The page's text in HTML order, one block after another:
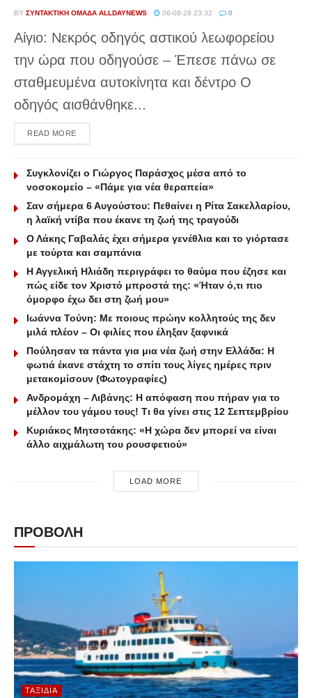
BY ΣΥΝΤΑΚΤΙΚΉ ΟΜΆΔΑ ALLDAYNEWS 06-08-26 23:32 0
Αίγιο: Νεκρός οδηγός αστικού λεωφορείου
την ώρα που οδηγούσε – Έπεσε πάνω σε
σταθμευμένα αυτοκίνητα και δέντρο Ο
οδηγός αισθάνθηκε...
READ MOREDETAILS
Συγκλονίζει ο Γιώργος Παράσχος μέσα από το
νοσοκομείο – «Πάμε για νέα θεραπεία»
Σαν σήμερα 6 Αυγούστου: Πεθαίνει η Ρίτα Σακελλαρίου,
η λαϊκή ντίβα που έκανε τη ζωή της τραγούδι
Ο Λάκης Γαβαλάς έχει σήμερα γενέθλια και το γιόρτασε
με τούρτα και σαμπάνια
Η Αγγελική Ηλιάδη περιγράφει το θαύμα που έζησε και
πώς είδε τον Χριστό μπροστά της: «Ήταν ό,τι πιο
όμορφο έχω δει στη ζωή μου»
Ιωάννα Τούνη: Με ποιους πρώην κολλητούς της δεν
μιλά πλέον – Οι φιλίες που έληξαν ξαφνικά
Πούλησαν τα πάντα για μια νέα ζωή στην Ελλάδα: Η
φωτιά έκανε στάχτη το σπίτι τους λίγες ημέρες πριν
μετακομίσουν (Φωτογραφίες)
Ανδρομάχη – Λιβάνης: Η απόφαση που πήραν για το
μέλλον του γάμου τους! Τι θα γίνει στις 12 Σεπτεμβρίου
Κυριάκος Μητσοτάκης: «Η χώρα δεν μπορεί να είναι
άλλο αιχμάλωτη του ρουσφετιού»
LOAD MORE
ΠΡΟΒΟΛΗ
ΤΑΞΊΔΙΑ